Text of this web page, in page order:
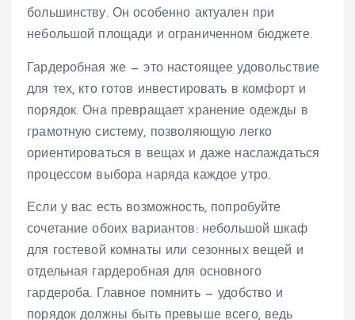
большинству. Он особенно актуален при
небольшой площади и ограниченном бюджете.
Гардеробная же — это настоящее удовольствие
для тех, кто готов инвестировать в комфорт и
порядок. Она превращает хранение одежды в
грамотную систему, позволяющую легко
ориентироваться в вещах и даже наслаждаться
процессом выбора наряда каждое утро.
Если у вас есть возможность, попробуйте
сочетание обоих вариантов: небольшой шкаф
для гостевой комнаты или сезонных вещей и
отдельная гардеробная для основного
гардероба. Главное помнить — удобство и
порядок должны быть превыше всего, ведь